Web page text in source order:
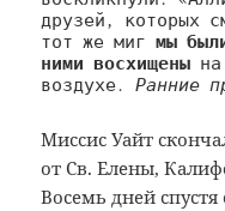
друзей, которых
тот же миг мы
ними восхищены
воздухе. Ранние
Миссис Уайт
от Св. Елены,
Восемь дней